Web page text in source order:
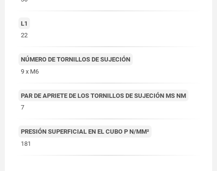
L1
22
NÚMERO DE TORNILLOS DE SUJECIÓN
9 x M6
PAR DE APRIETE DE LOS TORNILLOS DE SUJECIÓN MS NM
7
PRESIÓN SUPERFICIAL EN EL CUBO P N/MM²
181